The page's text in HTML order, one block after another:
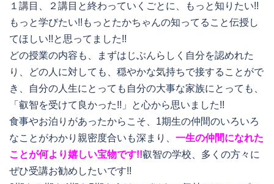
１講目、２講目と終わっていくごとに、もっと知りたい!!
もっと学びたい!!もっとたかちゃんの知ってること伝授し
てほしい!!と思ってました!!
どの授業の内容も、まずはじぶんらしく自分を認めれた
り、どの人に対しても、穏やかな気持ちで接することがで
き、自分の人生にとっても自分の大事な家族にとっても、
「叡智を受けて良かった!!」と心から思いました!!
食事やお泊りがあったからこそ、1期生の仲間のいろいろ
なことがわかり親密度合いも深まり、 一生の仲間になれた
ことが何より嬉しい宝物です!!叡智の学校、多くの方々に
ぜひ受講お勧めしたいです!!